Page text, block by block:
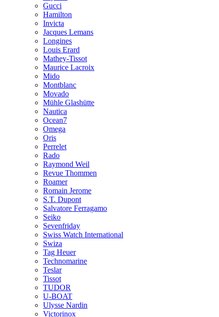
Gucci
Hamilton
Invicta
Jacques Lemans
Longines
Louis Erard
Mathey-Tissot
Maurice Lacroix
Mido
Montblanc
Movado
Mühle Glashütte
Nautica
Ocean7
Omega
Oris
Perrelet
Rado
Raymond Weil
Revue Thommen
Roamer
Romain Jerome
S.T. Dupont
Salvatore Ferragamo
Seiko
Sevenfriday
Swiss Watch International
Swiza
Tag Heuer
Technomarine
Teslar
Tissot
TUDOR
U-BOAT
Ulysse Nardin
Victorinox